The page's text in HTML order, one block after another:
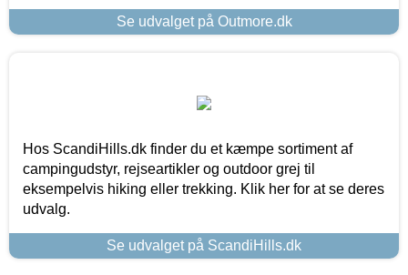
Se udvalget på Outmore.dk
Hos ScandiHills.dk finder du et kæmpe sortiment af
campingudstyr, rejseartikler og outdoor grej til
eksempelvis hiking eller trekking. Klik her for at se deres
udvalg.
Se udvalget på ScandiHills.dk